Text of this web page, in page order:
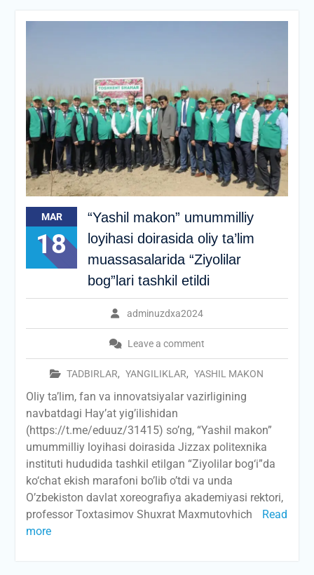
MAR
18
“Yashil makon” umummilliy
loyihasi doirasida oliy ta’lim
muassasalarida “Ziyolilar
bog”lari tashkil etildi
adminuzdxa2024
Leave a comment
TADBIRLAR, YANGILIKLAR, YASHIL MAKON
Oliy ta’lim, fan va innovatsiyalar vazirligining
navbatdagi Hay’at yig’ilishidan
(https://t.me/eduuz/31415) so’ng, “Yashil makon”
umummilliy loyihasi doirasida Jizzax politexnika
instituti hududida tashkil etilgan “Ziyolilar bog‘i”da
ko‘chat ekish marafoni bo’lib o’tdi va unda
O’zbekiston davlat xoreografiya akademiyasi rektori,
professor Toxtasimov Shuxrat Maxmutovhich
Read
more